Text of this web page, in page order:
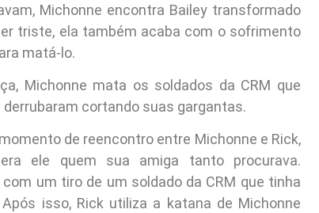
Michonne encontra Bailey transformado
triste, ela também acaba com o sofrimento
matá-lo.
Michonne mata os soldados da CRM que
cortando suas gargantas.
de reencontro entre Michonne e Rick,
ele quem sua amiga tanto procurava.
um tiro de um soldado da CRM que tinha
isso, Rick utiliza a katana de Michonne